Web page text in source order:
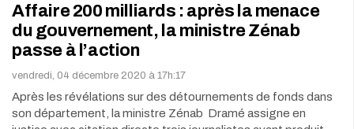
Affaire 200 milliards : après la menace
du gouvernement, la ministre Zénab
passe à l’action
vendredi, 04 décembre 2020 à 17h:17
Après les révélations sur des détournements de fonds dans
son département, la ministre Zénab Dramé assigne en